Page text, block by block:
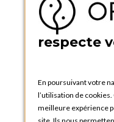
5
76800
respecte
En poursuivant votre
l’utilisation de
meilleure expérience